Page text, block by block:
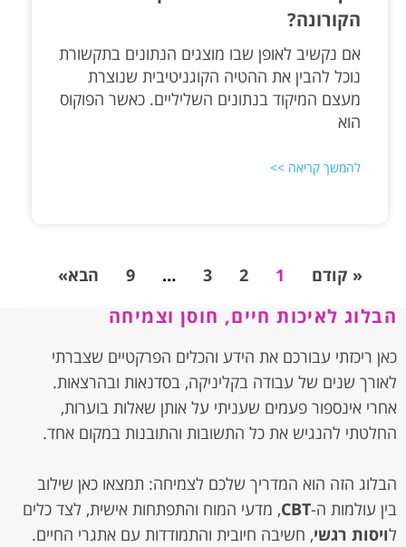
הקורונה?
אם נקשיב לאופן שבו מוצגים הנתונים בתקשורת
נוכל להבין את ההטיה הקוגניטיבית שנוצרת
מעצם המיקוד בנתונים השליליים. כאשר הפוקוס
הוא
להמשך קריאה >>
« קודם 1
2
3
…
9 הבא»
הבלוג לאיכות חיים, חוסן וצמיחה
כאן ריכזתי עבורכם את הידע והכלים הפרקטיים שצברתי
לאורך שנים של עבודה בקליניקה, בסדנאות ובהרצאות.
אחרי אינספור פעמים שעניתי על אותן שאלות בוערות,
החלטתי להנגיש את כל התשובות והתובנות במקום אחד.
הבלוג הזה הוא המדריך שלכם לצמיחה: תמצאו כאן שילוב
בין עולמות ה-CBT, מדעי המוח והתפתחות אישית, לצד כלים
לויסות רגשי, חשיבה חיובית והתמודדות עם אתגרי החיים.